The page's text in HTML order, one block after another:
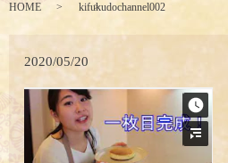
HOME kifukudochannel002
2020/05/20